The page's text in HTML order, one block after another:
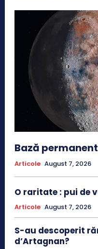
Bază
Articole August 7, 2026
O raritate : pui de
Articole August 7, 2026
S-au descoperit
d’Artagnan?